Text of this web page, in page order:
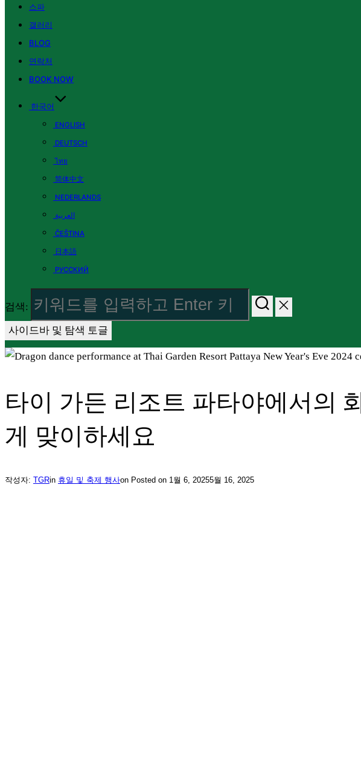
스파
갤러리
BLOG
연락처
BOOK NOW
한국어
ENGLISH
DEUTSCH
ไทย
简体中文
NEDERLANDS
العربية
ČEŠTINA
日本語
РУССКИЙ
검색:
사이드바 및 탐색 토글
타이 가든 리조트 파타야에서의
게 맞이하세요
작성자: TGRin 휴일 및 축제 행사on Posted on 1월 6, 20255월 16, 2025